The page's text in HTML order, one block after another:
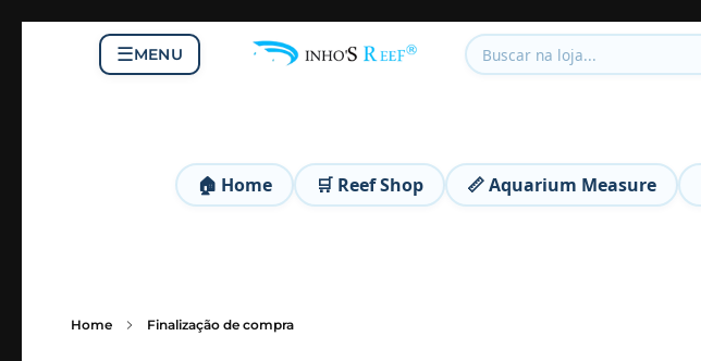
☰MENU
🏠 Home 🛒 Reef Shop 📏 Aquarium Measure
Home Finalização de compra